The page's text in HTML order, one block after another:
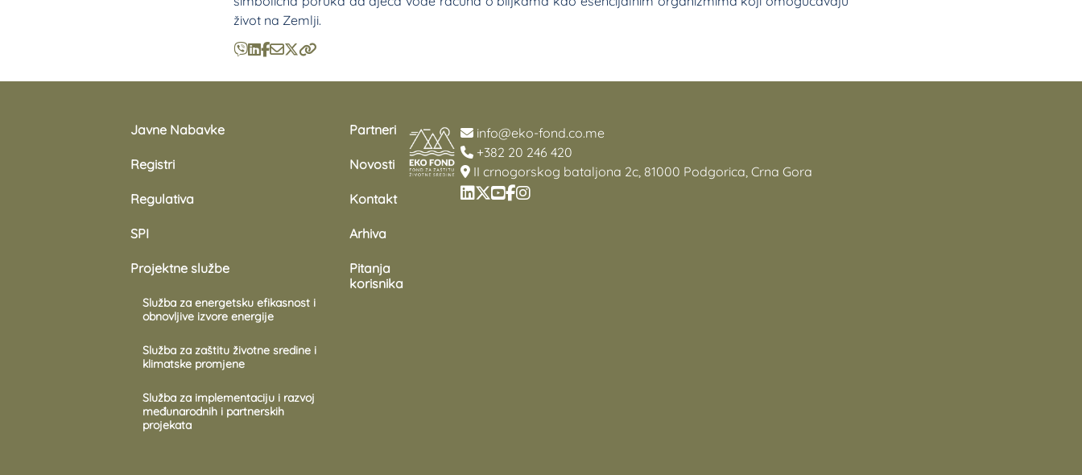
život na Zemlji.
Javne Nabavke
Registri
Regulativa
SPI
Projektne službe
Služba za energetsku efikasnost i
obnovljive izvore energije
Služba za zaštitu životne sredine i
klimatske promjene
Služba za implementaciju i razvoj
međunarodnih i partnerskih
projekata
Partneri
Novosti
Kontakt
Arhiva
Pitanja
korisnika
info@eko-fond.co.me
+382 20 246 420
II crnogorskog bataljona 2c, 81000 Podgorica, Crna Gora